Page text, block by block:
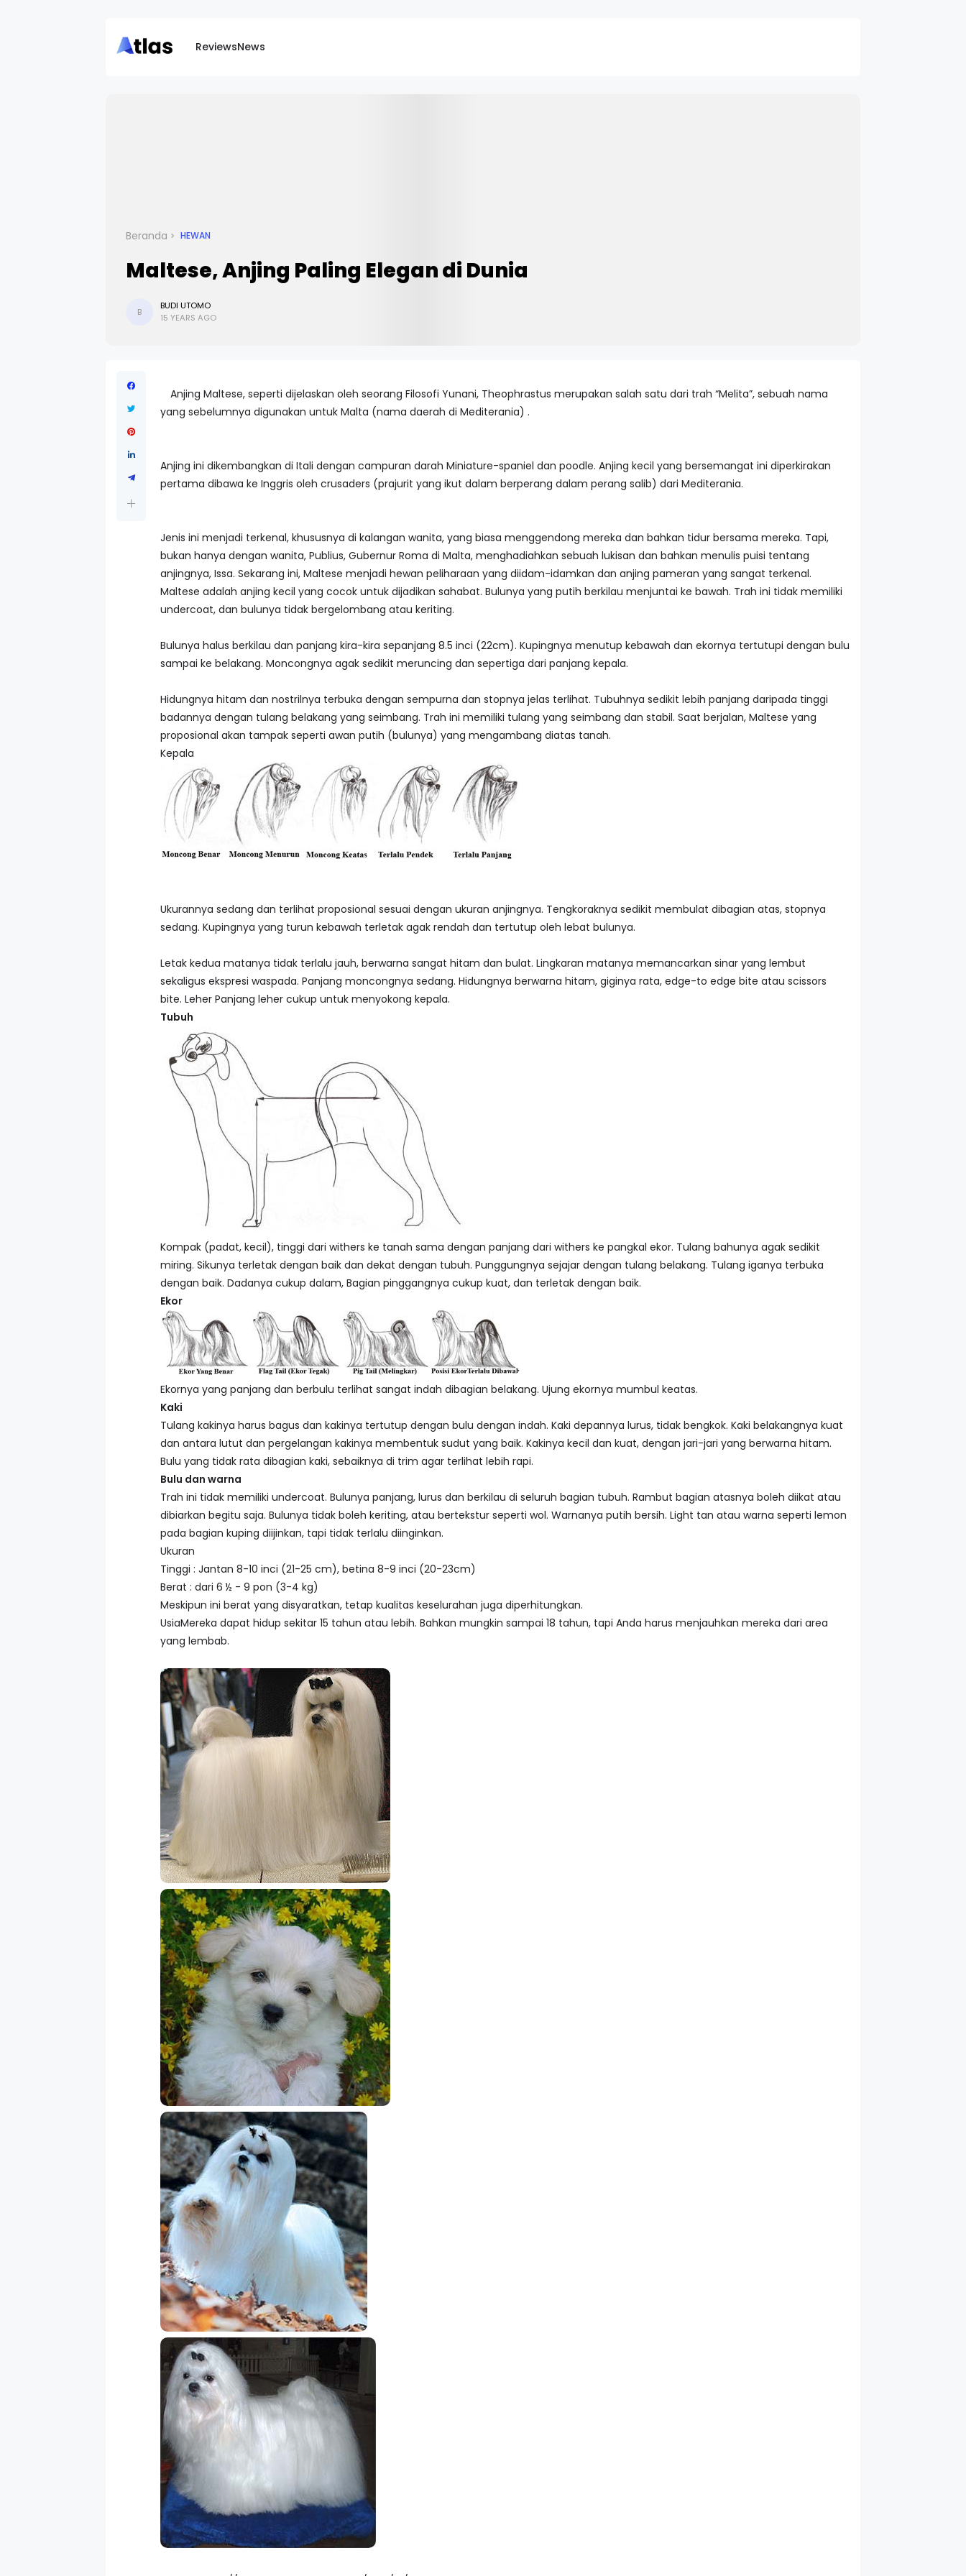
ReviewsNews
Beranda HEWAN
Maltese, Anjing Paling Elegan di Dunia
B
BUDI UTOMO
15 YEARS AGO
Anjing Maltese, seperti dijelaskan oleh seorang Filosofi Yunani, Theophrastus merupakan salah satu dari trah “Melita”, sebuah nama
yang sebelumnya digunakan untuk Malta (nama daerah di Mediterania) .
Anjing ini dikembangkan di Itali dengan campuran darah Miniature-spaniel dan poodle. Anjing kecil yang bersemangat ini diperkirakan
pertama dibawa ke Inggris oleh crusaders (prajurit yang ikut dalam berperang dalam perang salib) dari Mediterania.
Jenis ini menjadi terkenal, khususnya di kalangan wanita, yang biasa menggendong mereka dan bahkan tidur bersama mereka. Tapi,
bukan hanya dengan wanita, Publius, Gubernur Roma di Malta, menghadiahkan sebuah lukisan dan bahkan menulis puisi tentang
anjingnya, Issa. Sekarang ini, Maltese menjadi hewan peliharaan yang diidam-idamkan dan anjing pameran yang sangat terkenal.
Maltese adalah anjing kecil yang cocok untuk dijadikan sahabat. Bulunya yang putih berkilau menjuntai ke bawah. Trah ini tidak memiliki
undercoat, dan bulunya tidak bergelombang atau keriting.
Bulunya halus berkilau dan panjang kira-kira sepanjang 8.5 inci (22cm). Kupingnya menutup kebawah dan ekornya tertutupi dengan bulu
sampai ke belakang. Moncongnya agak sedikit meruncing dan sepertiga dari panjang kepala.
Hidungnya hitam dan nostrilnya terbuka dengan sempurna dan stopnya jelas terlihat. Tubuhnya sedikit lebih panjang daripada tinggi
badannya dengan tulang belakang yang seimbang. Trah ini memiliki tulang yang seimbang dan stabil. Saat berjalan, Maltese yang
proposional akan tampak seperti awan putih (bulunya) yang mengambang diatas tanah.
Kepala
Ukurannya sedang dan terlihat proposional sesuai dengan ukuran anjingnya. Tengkoraknya sedikit membulat dibagian atas, stopnya
sedang. Kupingnya yang turun kebawah terletak agak rendah dan tertutup oleh lebat bulunya.
Letak kedua matanya tidak terlalu jauh, berwarna sangat hitam dan bulat. Lingkaran matanya memancarkan sinar yang lembut
sekaligus ekspresi waspada. Panjang moncongnya sedang. Hidungnya berwarna hitam, giginya rata, edge-to edge bite atau scissors
bite. Leher Panjang leher cukup untuk menyokong kepala.
Tubuh
Kompak (padat, kecil), tinggi dari withers ke tanah sama dengan panjang dari withers ke pangkal ekor. Tulang bahunya agak sedikit
miring. Sikunya terletak dengan baik dan dekat dengan tubuh. Punggungnya sejajar dengan tulang belakang. Tulang iganya terbuka
dengan baik. Dadanya cukup dalam, Bagian pinggangnya cukup kuat, dan terletak dengan baik.
Ekor
Ekornya yang panjang dan berbulu terlihat sangat indah dibagian belakang. Ujung ekornya mumbul keatas.
Kaki
Tulang kakinya harus bagus dan kakinya tertutup dengan bulu dengan indah. Kaki depannya lurus, tidak bengkok. Kaki belakangnya kuat
dan antara lutut dan pergelangan kakinya membentuk sudut yang baik. Kakinya kecil dan kuat, dengan jari-jari yang berwarna hitam.
Bulu yang tidak rata dibagian kaki, sebaiknya di trim agar terlihat lebih rapi.
Bulu dan warna
Trah ini tidak memiliki undercoat. Bulunya panjang, lurus dan berkilau di seluruh bagian tubuh. Rambut bagian atasnya boleh diikat atau
dibiarkan begitu saja. Bulunya tidak boleh keriting, atau bertekstur seperti wol. Warnanya putih bersih. Light tan atau warna seperti lemon
pada bagian kuping diijinkan, tapi tidak terlalu diinginkan.
Ukuran
Tinggi : Jantan 8-10 inci (21-25 cm), betina 8-9 inci (20-23cm)
Berat : dari 6 ½ - 9 pon (3-4 kg)
Meskipun ini berat yang disyaratkan, tetap kualitas keselurahan juga diperhitungkan.
UsiaMereka dapat hidup sekitar 15 tahun atau lebih. Bahkan mungkin sampai 18 tahun, tapi Anda harus menjauhkan mereka dari area
yang lembab.